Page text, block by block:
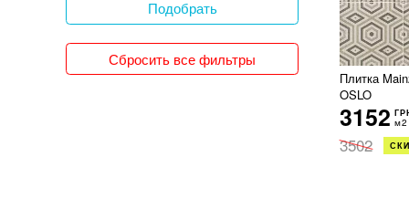
Плитка
OSLO
3152 м2
3502
120x300
12x25
150x150
150x300
Подобрать
Сбросить все фильтры